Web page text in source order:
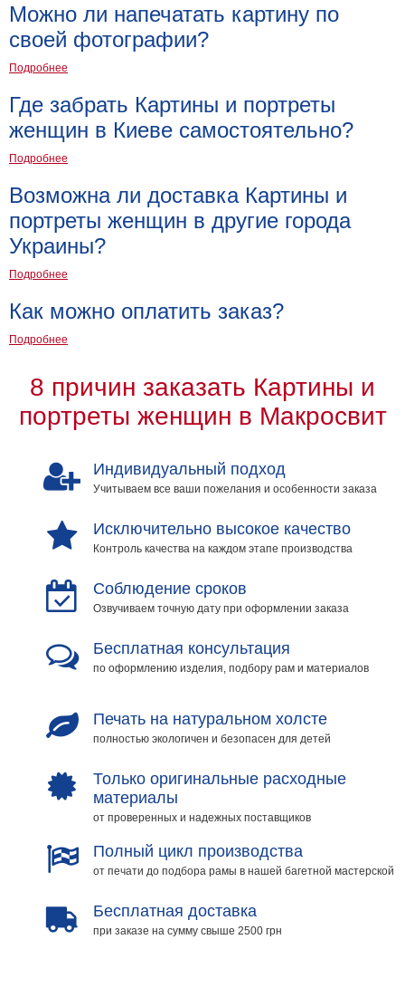
Можно ли напечатать картину по
своей фотографии?
Подробнее
Где забрать Картины и портреты
женщин в Киеве самостоятельно?
Подробнее
Возможна ли доставка Картины и
портреты женщин в другие города
Украины?
Подробнее
Как можно оплатить заказ?
Подробнее
8 причин заказать Картины и
портреты женщин в Макросвит
Индивидуальный подход
Учитываем все ваши пожелания и особенности заказа
Исключительно высокое качество
Контроль качества на каждом этапе производства
Соблюдение сроков
Озвучиваем точную дату при оформлении заказа
Бесплатная консультация
по оформлению изделия, подбору рам и материалов
Печать на натуральном холсте
полностью экологичен и безопасен для детей
Только оригинальные расходные
материалы
от проверенных и надежных поставщиков
Полный цикл производства
от печати до подбора рамы в нашей багетной мастерской
Бесплатная доставка
при заказе на сумму свыше 2500 грн